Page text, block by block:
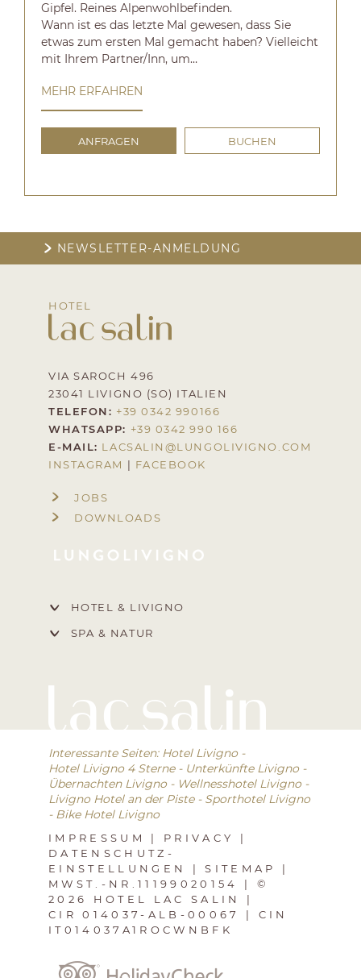
Gipfel. Reines Alpenwohlbefinden.
Wann ist es das letzte Mal gewesen, dass Sie
etwas zum ersten Mal gemacht haben? Vielleicht
mit Ihrem Partner/Inn, um…
MEHR ERFAHREN
ANFRAGEN BUCHEN
NEWSLETTER-ANMELDUNG
HOTEL
VIA SAROCH 496
23041 LIVIGNO (SO) ITALIEN
TELEFON: +39 0342 990166
WHATSAPP: +39 0342 990 166
E-MAIL: LACSALIN@LUNGOLIVIGNO. COM
INSTAGRAM | FACEBOOK
JOBS
DOWNLOADS
HOTEL & LIVIGNO
SPA & NATUR
Interessante Seiten: Hotel Livigno -
Hotel Livigno 4 Sterne - Unterkünfte Livigno -
Übernachten Livigno - Wellnesshotel Livigno -
Livigno Hotel an der Piste - Sporthotel Livigno
- Bike Hotel Livigno
IMPRESSUM | PRIVACY |
DATENSCHUTZ-
EINSTELLUNGEN |SITEMAP |
MWST.-NR.11199020154 | ©
2026 HOTEL LAC SALIN |
CIR 014037-ALB-00067 | CIN
IT014037A1ROCWNBFK